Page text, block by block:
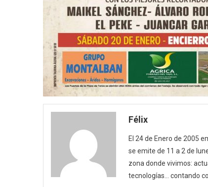
Félix
El 24 de Enero de 2005
se emite de 11 a 2 de
zona donde vivimos:
tecnologías… contando